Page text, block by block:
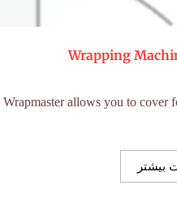
Wrapping
بیشتر